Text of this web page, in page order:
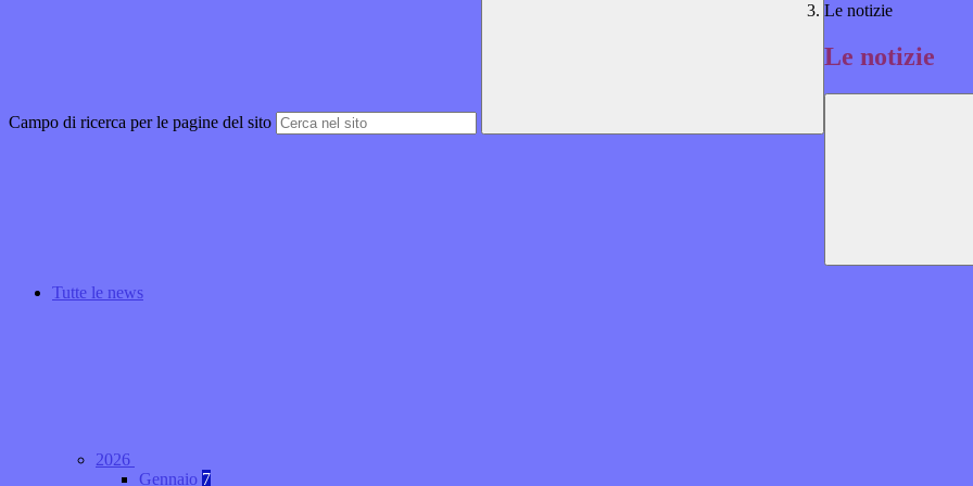
Campo di ricerca per le pagine del sito
Le notizie
Le notizie
Tutte le news
2026
Gennaio 7